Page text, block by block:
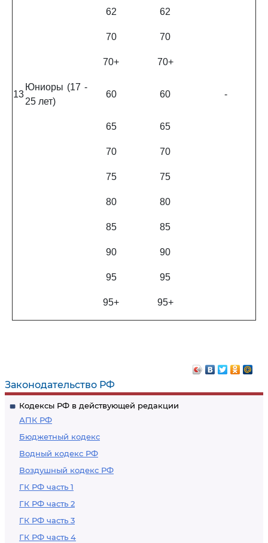
Законодательство РФ
Кодексы РФ в действующей редакции
АПК РФ
Бюджетный кодекс
Водный кодекс РФ
Воздушный кодекс РФ
ГК РФ часть 1
ГК РФ часть 2
ГК РФ часть 3
ГК РФ часть 4
62 62
70 70
70+ 70+
13
Юниоры (17 -
25 лет)
60 60 -
65 65
70 70
75 75
80 80
85 85
90 90
95 95
95+ 95+